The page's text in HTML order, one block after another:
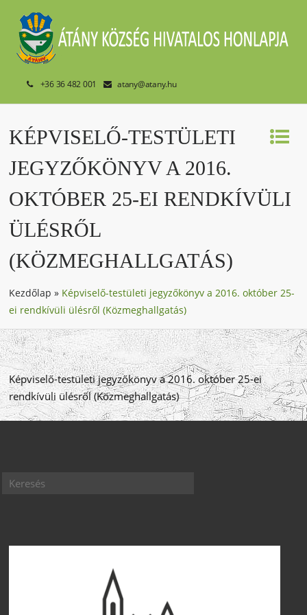
+36 36 482 001 atany@atany.hu
KÉPVISELŐ-TESTÜLETI
JEGYZŐKÖNYV A 2016.
OKTÓBER 25-EI RENDKÍVÜLI
ÜLÉSRŐL
(KÖZMEGHALLGATÁS)
Kezdőlap » Képviselő-testületi jegyzőkönyv a 2016. október 25-
ei rendkívüli ülésről (Közmeghallgatás)
Képviselő-testületi jegyzőkönyv a 2016. október 25-ei
rendkívüli ülésről (Közmeghallgatás)